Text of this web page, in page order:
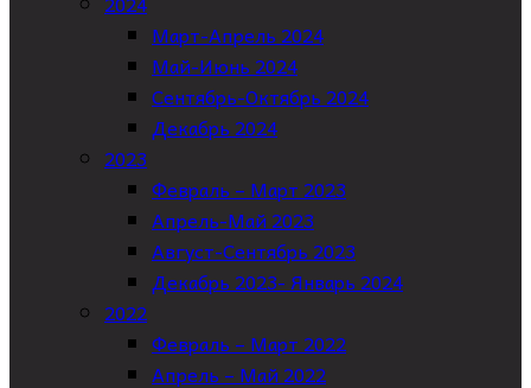
Март-Апрель 2024
Май-Июнь 2024
Сентябрь-Октябрь 2024
Декабрь 2024
2023
Февраль – Март 2023
Апрель-Май 2023
Август-Сентябрь 2023
Декабрь 2023- Январь 2024
2022
Февраль – Март 2022
Апрель – Май 2022